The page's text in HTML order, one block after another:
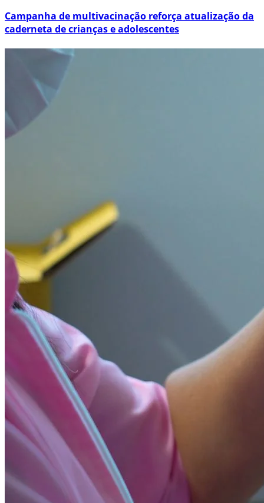
Campanha de multivacinação reforça atualização da
caderneta de crianças e adolescentes